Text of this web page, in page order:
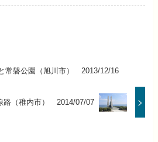
常磐公園（旭川市） 2013/12/16
路（稚内市） 2014/07/07